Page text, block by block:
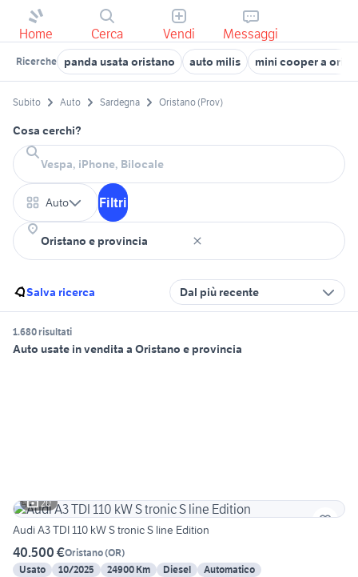
Home Cerca Vendi Messaggi
Ricerche panda usata oristano auto milis mini cooper a
Subito Auto Sardegna Oristano (Prov)
Cosa cerchi?
Auto Filtri
Salva ricerca Dal più recente
1.680 risultati
Auto usate in vendita a Oristano e provincia
20
Audi A3 TDI 110 kW S tronic S line Edition
40.500 €Oristano(OR)
Usato
10/2025 24900 Km Diesel
Automatico